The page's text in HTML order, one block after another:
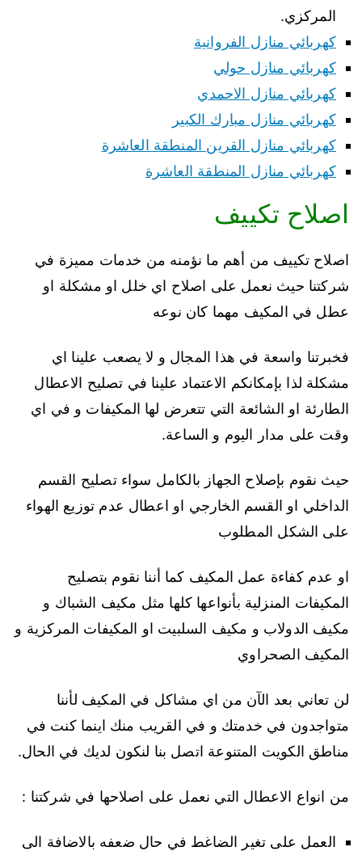
المركزي.
كهربائي منازل الفروانية
كهربائي منازل حولي
كهربائي منازل الاحمدي
كهربائي منازل مبارك الكبير
كهربائي منازل القرين المنطقة العاشرة
كهربائي منازل المنطقة العاشرة
اصلاح تكييف
اصلاح تكييف من أهم ما نؤمنه من خدمات مميزة في
شركتنا حيث نعمل على اصلاح اي خلل او مشكلة او
عطل في المكيف مهما كان نوعه
فخبرتنا واسعة في هذا المجال و لا يصعب علينا اي
مشكلة لذا بإمكانكم الاعتماد علينا في تصليح الاعطال
الطارئة او الشائعة التي تتعرض لها المكيفات و في اي
وقت على مدار اليوم و الساعة.
حيث نقوم بإصلاح الجهاز بالكامل سواء تصليح القسم
الداخلي او القسم الخارجي او اعطال عدم توزيع الهواء
على الشكل المطلوب
او عدم كفاءة عمل المكيف كما أننا نقوم بتصليح
المكيفات المنزلية بأنواعها كلها مثل مكيف الشباك و
مكيف الدولاب و مكيف السلبيت او المكيفات المركزية و
المكيف الصحراوي
لن تعاني بعد الآن من اي مشاكل في المكيف لأننا
متواجدون في خدمتك و في القريب منك اينما كنت في
مناطق الكويت المتنوعة اتصل بنا لنكون لديك في الحال.
من انواع الاعطال التي نعمل على اصلاحها في شركتنا :
العمل على تغير الضاغط في حال ضعفه بالاضافة الى